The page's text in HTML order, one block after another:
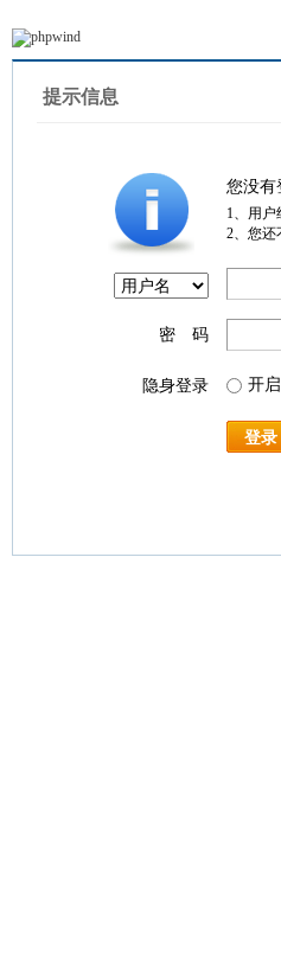
提示信息
您没有
1、用
2、您还
密 码
隐身登录 开启
登录